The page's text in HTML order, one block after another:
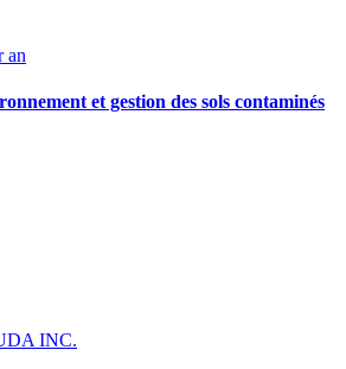
an
et gestion des sols contaminés
INC.